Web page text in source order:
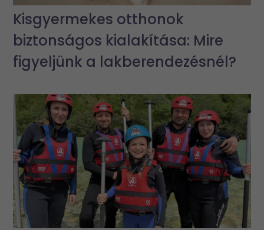
Kisgyermekes otthonok
biztonságos kialakítása: Mire
figyeljünk a lakberendezésnél?